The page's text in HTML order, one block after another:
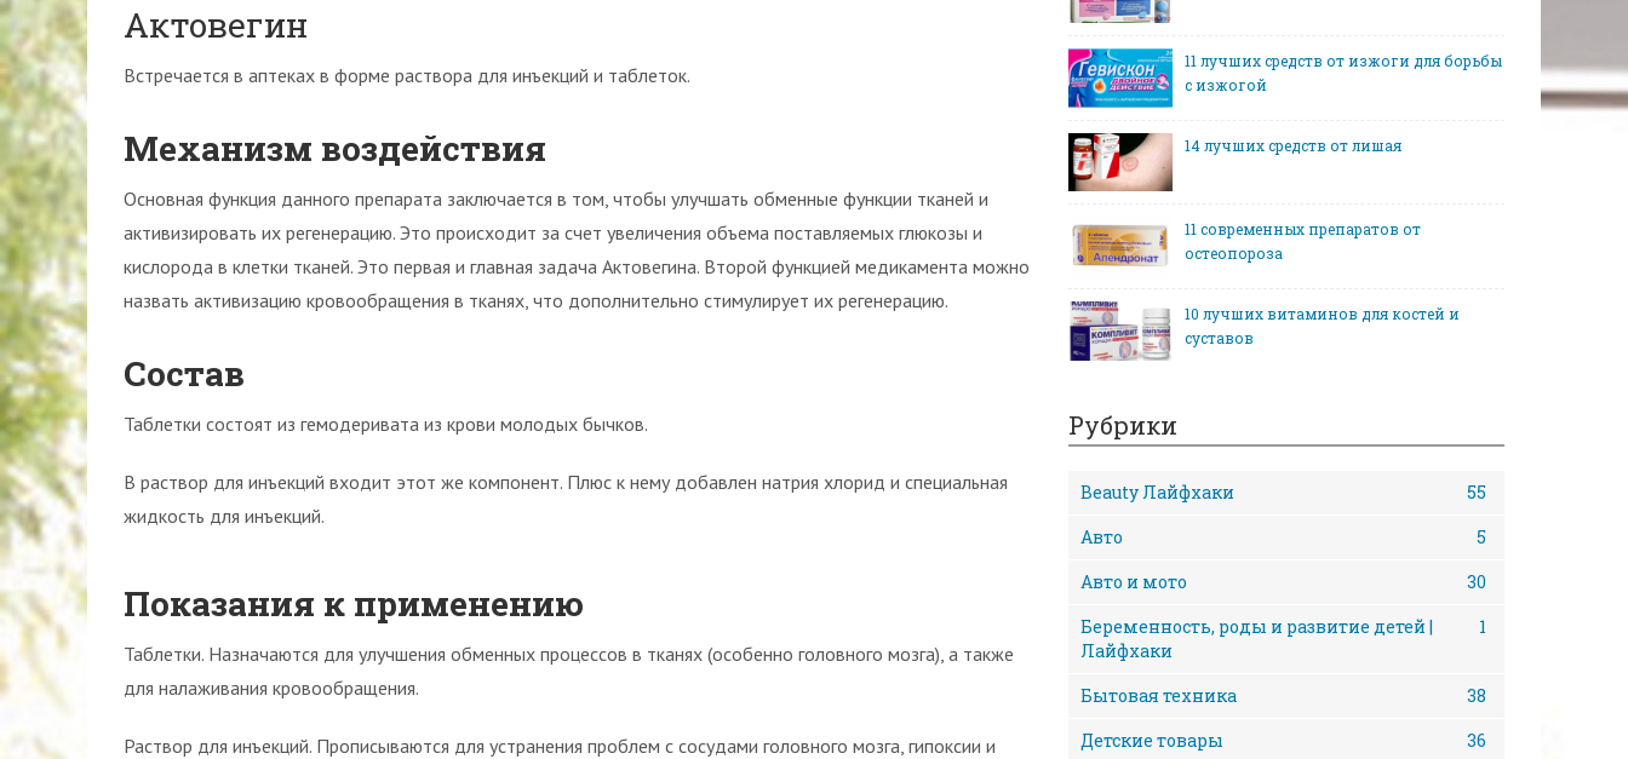
Актовегин
Встречается в аптеках в форме раствора для инъекций и таблеток.
Механизм воздействия
Основная функция данного препарата заключается в том, чтобы улучшать обменные функции тканей и
активизировать их регенерацию. Это происходит за счет увеличения объема поставляемых глюкозы и
кислорода в клетки тканей. Это первая и главная задача Актовегина. Второй функцией медикамента можно
назвать активизацию кровообращения в тканях, что дополнительно стимулирует их регенерацию.
Состав
Таблетки состоят из гемодеривата из крови молодых бычков.
В раствор для инъекций входит этот же компонент. Плюс к нему добавлен натрия хлорид и специальная
жидкость для инъекций.
Показания к применению
Таблетки. Назначаются для улучшения обменных процессов в тканях (особенно головного мозга), а также
для налаживания кровообращения.
Раствор для инъекций. Прописываются для устранения проблем с сосудами головного мозга, гипоксии и
11 лучших средств от изжоги для борьбы
с изжогой
14 лучших средств от лишая
11 современных препаратов от
остеопороза
10 лучших витаминов для костей и
суставов
Рубрики
Beauty Лайфхаки
55
Авто
5
Авто и мото
30
Беременность, роды и развитие детей |
Лайфхаки
1
Бытовая техника
38
Детские товары
36